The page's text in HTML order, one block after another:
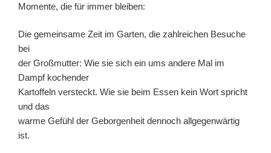
Momente, die für immer bleiben:
Die gemeinsame Zeit im Garten, die zahlreichen Besuche
bei
der Großmutter: Wie sie sich ein ums andere Mal im
Dampf kochender
Kartoffeln versteckt. Wie sie beim Essen kein Wort spricht
und das
warme Gefühl der Geborgenheit dennoch allgegenwärtig
ist.